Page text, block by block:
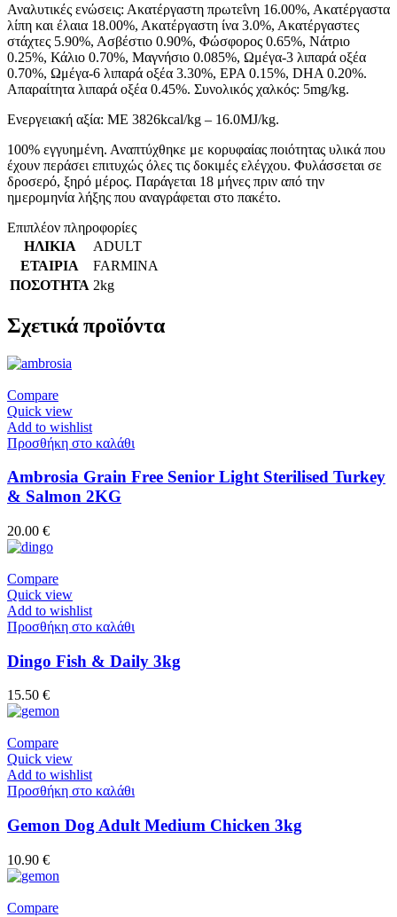
Αναλυτικές ενώσεις: Ακατέργαστη πρωτεΐνη 16.00%, Ακατέργαστα
λίπη και έλαια 18.00%, Ακατέργαστη ίνα 3.0%, Ακατέργαστες
στάχτες 5.90%, Ασβέστιο 0.90%, Φώσφορος 0.65%, Νάτριο
0.25%, Κάλιο 0.70%, Μαγνήσιο 0.085%, Ωμέγα-3 λιπαρά οξέα
0.70%, Ωμέγα-6 λιπαρά οξέα 3.30%, ΕΡΑ 0.15%, DHA 0.20%.
Απαραίτητα λιπαρά οξέα 0.45%. Συνολικός χαλκός: 5mg/kg.
Ενεργειακή αξία: ΜΕ 3826kcal/kg – 16.0MJ/kg.
100% εγγυημένη. Αναπτύχθηκε με κορυφαίας ποιότητας υλικά που
έχουν περάσει επιτυχώς όλες τις δοκιμές ελέγχου. Φυλάσσεται σε
δροσερό, ξηρό μέρος. Παράγεται 18 μήνες πριν από την
ημερομηνία λήξης που αναγράφεται στο πακέτο.
Επιπλέον πληροφορίες
ΗΛΙΚΙΑ
ADULT
ΕΤΑΙΡΙΑ
FARMINA
ΠΟΣΟΤΗΤΑ 2kg
Σχετικά προϊόντα
Compare
Quick view
Add to wishlist
Προσθήκη στο καλάθι
Ambrosia Grain Free Senior Light Sterilised Turkey
& Salmon 2KG
20.00 €
Compare
Quick view
Add to wishlist
Προσθήκη στο καλάθι
Dingo Fish & Daily 3kg
15.50 €
Compare
Quick view
Add to wishlist
Προσθήκη στο καλάθι
Gemon Dog Adult Medium Chicken 3kg
10.90 €
Compare